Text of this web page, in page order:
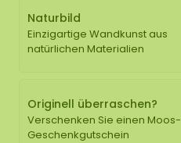
Naturbild
Einzigartige Wandkunst aus
natürlichen Materialien
Originell überraschen?
Verschenken Sie einen Moos-
Geschenkgutschein